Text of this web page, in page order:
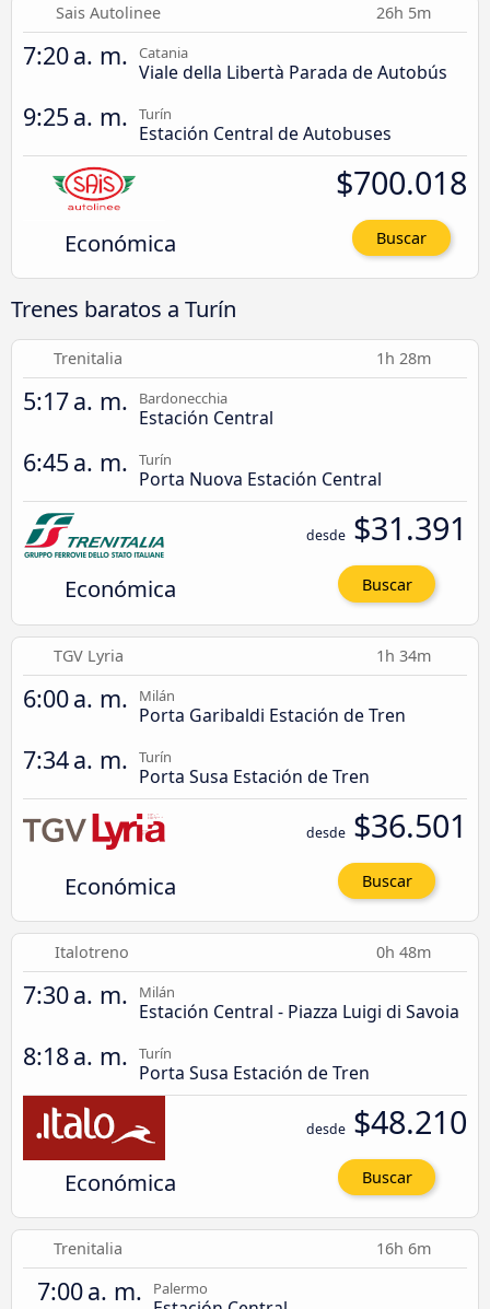
Sais Autolinee 26h 5m
7:20 a. m. Catania
Viale della Libertà Parada de Autobús
9:25 a. m. Turín
Estación Central de Autobuses
Económica
$700.018
Buscar
Trenes baratos a Turín
Trenitalia 1h 28m
5:17 a. m. Bardonecchia
Estación Central
6:45 a. m. Turín
Porta Nuova Estación Central
Económica
desde $31.391
Buscar
TGV Lyria 1h 34m
6:00 a. m. Milán
Porta Garibaldi Estación de Tren
7:34 a. m. Turín
Porta Susa Estación de Tren
Económica
desde $36.501
Buscar
Italotreno 0h 48m
7:30 a. m. Milán
Estación Central - Piazza Luigi di Savoia
8:18 a. m. Turín
Porta Susa Estación de Tren
Económica
desde $48.210
Buscar
Trenitalia 16h 6m
7:00 a. m. Palermo